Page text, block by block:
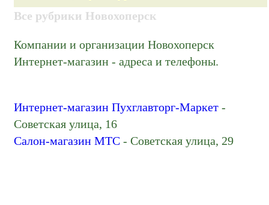
Все рубрики Новохоперск
Компании и организации Новохоперск
Интернет-магазин - адреса и телефоны.
Интернет-магазин Пухглавторг-Маркет -
Советская улица, 16
Салон-магазин МТС - Советская улица, 29